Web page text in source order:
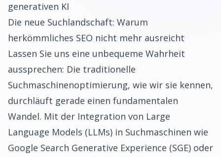
generativen KI
Die neue Suchlandschaft: Warum
herkömmliches SEO nicht mehr ausreicht
Lassen Sie uns eine unbequeme Wahrheit
aussprechen: Die traditionelle
Suchmaschinenoptimierung, wie wir sie kennen,
durchläuft gerade einen fundamentalen
Wandel. Mit der Integration von Large
Language Models (LLMs) in Suchmaschinen wie
Google Search Generative Experience (SGE) oder